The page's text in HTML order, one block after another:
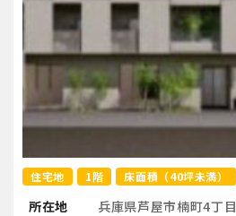
住宅地 1階 床面積（40坪未満）
所在地 兵庫県芦屋市楠町4丁目